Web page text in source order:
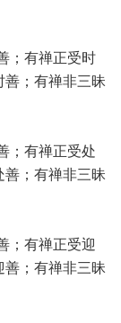
；有禅正受时
善；有禅非三昧
；有禅正受处
善；有禅非三昧
；有禅正受迎
善；有禅非三昧